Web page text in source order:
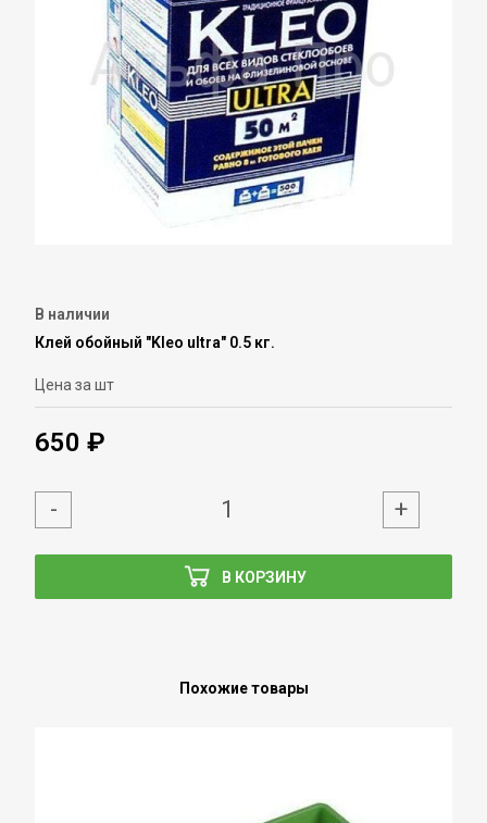
В наличии
Клей обойный "Kleo ultra" 0.5 кг.
Цена за шт
650 ₽
В КОРЗИНУ
- +
Похожие товары